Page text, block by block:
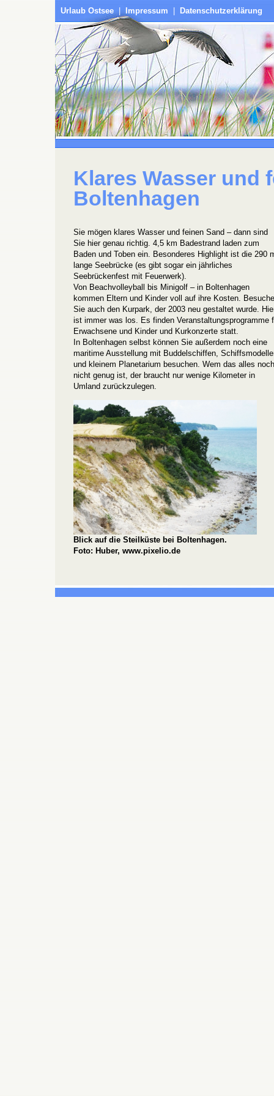
Urlaub Ostsee Impressum Datenschutzerklärung
Klares Wasser und
Boltenhagen
Sie mögen klares Wasser und feinen Sand – dann sind
Sie hier genau richtig. 4,5 km Badestrand laden zum
Baden und Toben ein. Besonderes Highlight ist die 290
lange Seebrücke (es gibt sogar ein jährliches
Seebrückenfest mit Feuerwerk).
Von Beachvolleyball bis Minigolf – in Boltenhagen
kommen Eltern und Kinder voll auf ihre Kosten.
Sie auch den Kurpark, der 2003 neu gestaltet wurde.
ist immer was los. Es finden Veranstaltungsprogramme
Erwachsene und Kinder und Kurkonzerte statt.
In Boltenhagen selbst können Sie außerdem noch eine
maritime Ausstellung mit Buddelschiffen,
und kleinem Planetarium besuchen. Wem das alles noch
nicht genug ist, der braucht nur wenige Kilometer in
Umland zurückzulegen.
Blick auf die Steilküste bei Boltenhagen.
Foto: Huber, www.pixelio.de